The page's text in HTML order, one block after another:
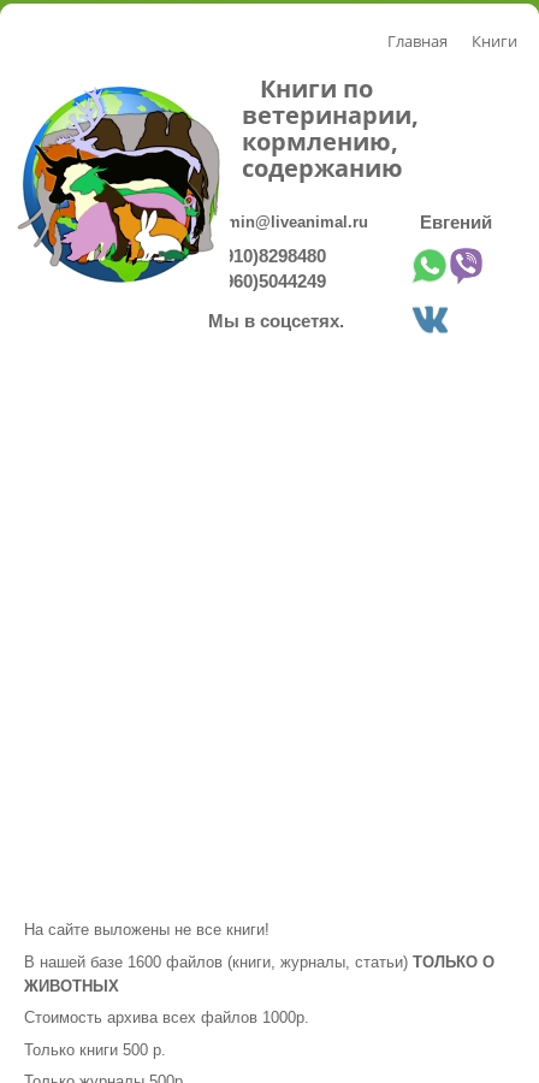
Главная Книги
Книги по
ветеринарии,
кормлению,
содержанию
admin@liveanimal.ru
Евгений
8(910)8298480
8(960)5044249
Мы в соцсетях.
На сайте выложены не все книги!
В нашей базе 1600 файлов (книги, журналы, статьи) ТОЛЬКО О
ЖИВОТНЫХ
Стоимость архива всех файлов 1000р.
Только книги 500 р.